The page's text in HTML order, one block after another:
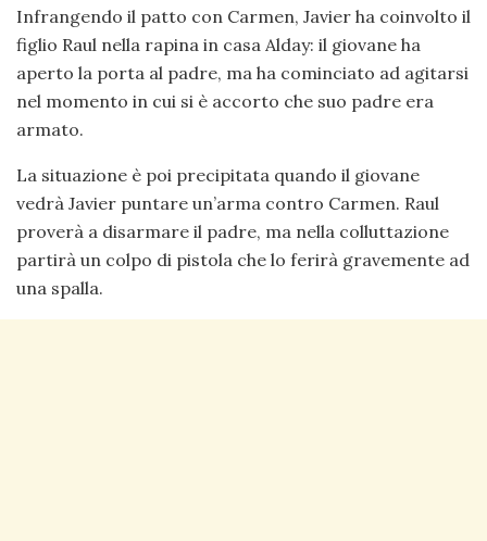
Infrangendo il patto con Carmen, Javier ha coinvolto il
figlio Raul nella rapina in casa Alday: il giovane ha
aperto la porta al padre, ma ha cominciato ad agitarsi
nel momento in cui si è accorto che suo padre era
armato.
La situazione è poi precipitata quando il giovane
vedrà Javier puntare un’arma contro Carmen. Raul
proverà a disarmare il padre, ma nella colluttazione
partirà un colpo di pistola che lo ferirà gravemente ad
una spalla.